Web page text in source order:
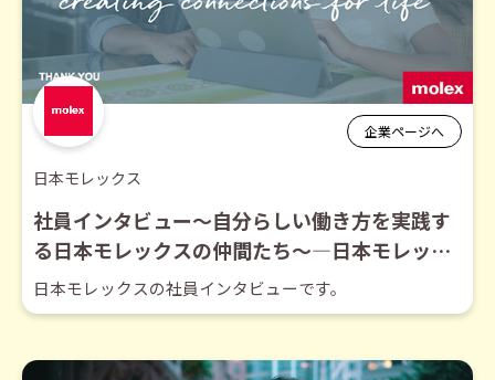
企業ページへ
日本モレックス
社員インタビュー～自分らしい働き方を実践す
る日本モレックスの仲間たち～―日本モレック
ス合同会社【企業動画】
日本モレックスの社員インタビューです。